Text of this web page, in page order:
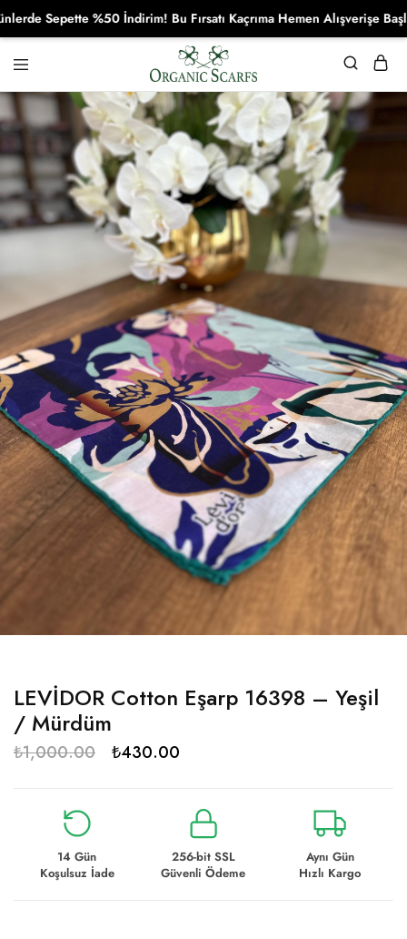
Organikscarf
LEVİDOR Cotton Eşarp 16398 – Yeşil
/ Mürdüm
₺1,000.00 ₺430.00
14 Gün
Koşulsuz İade
256-bit SSL
Güvenli Ödeme
Aynı Gün
Hızlı Kargo
Sepette %50 İndirim! Bu Fırsatı Kaçrıma Hemen Alışverişe Başla!